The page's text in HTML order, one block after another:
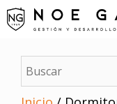
Saltar
al